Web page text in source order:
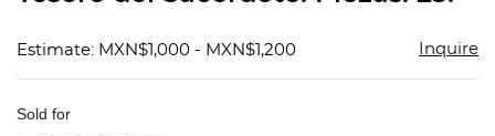
Estimate: MXN$1,000 - MXN$1,200 Inquire
Sold for